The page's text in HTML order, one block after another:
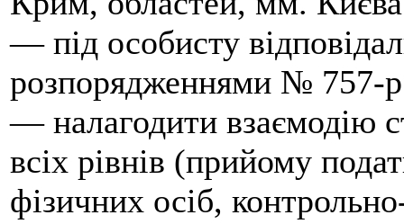
— під особисту
розпорядженнями № 757-
— налагодити взаємодію
всіх рівнів (прийому
фізичних осіб,